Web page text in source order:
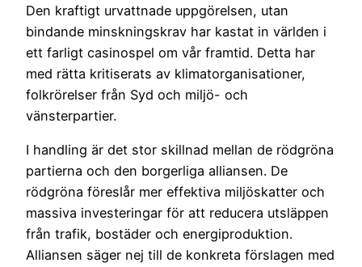
Den kraftigt urvattnade uppgörelsen, utan
bindande minskningskrav har kastat in världen i
ett farligt casinospel om vår framtid. Detta har
med rätta kritiserats av klimatorganisationer,
folkrörelser från Syd och miljö- och
vänsterpartier.
I handling är det stor skillnad mellan de rödgröna
partierna och den borgerliga alliansen. De
rödgröna föreslår mer effektiva miljöskatter och
massiva investeringar för att reducera utsläppen
från trafik, bostäder och energiproduktion.
Alliansen säger nej till de konkreta förslagen med